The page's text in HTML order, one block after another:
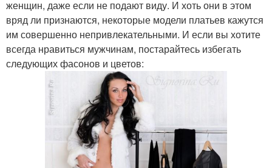
женщин, даже если не подают виду. И хоть они в этом
вряд ли признаются, некоторые модели платьев кажутся
им совершенно непривлекательными. И если вы хотите
всегда нравиться мужчинам, постарайтесь избегать
следующих фасонов и цветов: